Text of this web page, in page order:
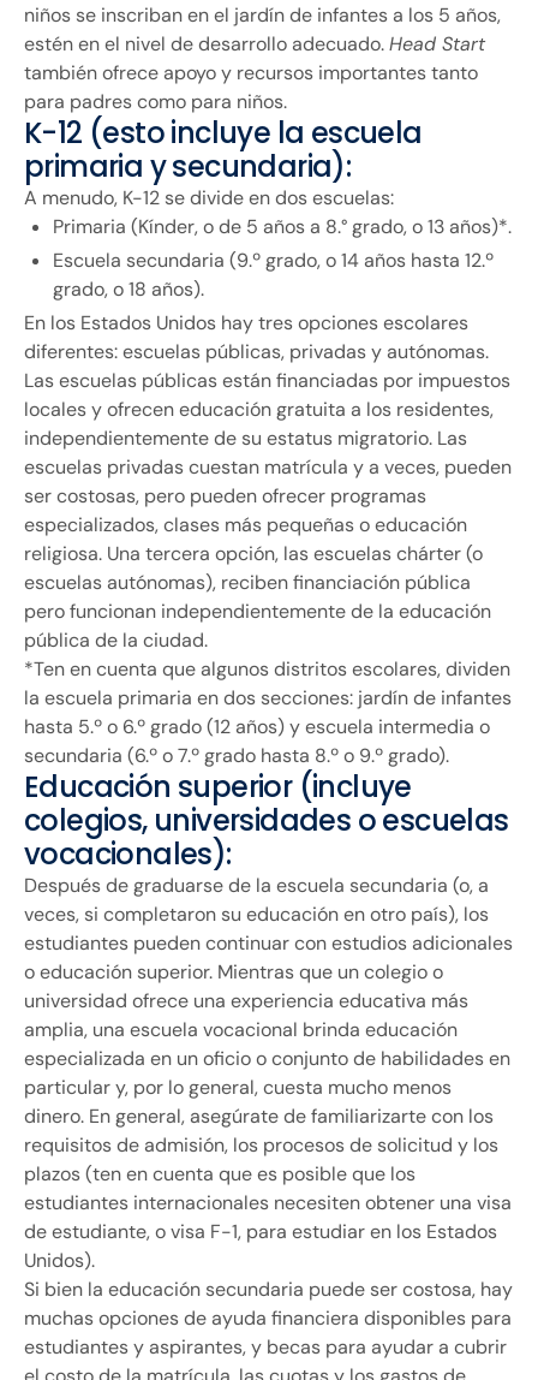
niños se inscriban en el jardín de infantes a los 5 años,
estén en el nivel de desarrollo adecuado.Head Start
también ofrece apoyo y recursos importantes tanto
para padres como para niños.
K-12 (esto incluye la escuela
primaria y secundaria):
A menudo, K-12 se divide en dos escuelas:
Primaria (Kínder, o de 5 años a 8.° grado, o 13 años)*.
Escuela secundaria (9.º grado, o 14 años hasta 12.º
grado, o 18 años).
En los Estados Unidos hay tres opciones escolares
diferentes: escuelas públicas, privadas y autónomas.
Las escuelas públicas están financiadas por impuestos
locales y ofrecen educación gratuita a los residentes,
independientemente de su estatus migratorio. Las
escuelas privadas cuestan matrícula y a veces, pueden
ser costosas, pero pueden ofrecer programas
especializados, clases más pequeñas o educación
religiosa. Una tercera opción, las escuelas chárter (o
escuelas autónomas), reciben financiación pública
pero funcionan independientemente de la educación
pública de la ciudad.
*Ten en cuenta que algunos distritos escolares, dividen
la escuela primaria en dos secciones: jardín de infantes
hasta 5.º o 6.º grado (12 años) y escuela intermedia o
secundaria (6.º o 7.º grado hasta 8.º o 9.º grado).
Educación superior (incluye
colegios, universidades o escuelas
vocacionales):
Después de graduarse de la escuela secundaria (o, a
veces, si completaron su educación en otro país), los
estudiantes pueden continuar con estudios adicionales
o educación superior. Mientras que un colegio o
universidad ofrece una experiencia educativa más
amplia, una escuela vocacional brinda educación
especializada en un oficio o conjunto de habilidades en
particular y, por lo general, cuesta mucho menos
dinero. En general, asegúrate de familiarizarte con los
requisitos de admisión, los procesos de solicitud y los
plazos (ten en cuenta que es posible que los
estudiantes internacionales necesiten obtener una visa
de estudiante, o visa F-1, para estudiar en los Estados
Unidos).
Si bien la educación secundaria puede ser costosa, hay
muchas opciones de ayuda financiera disponibles para
estudiantes y aspirantes, y becas para ayudar a cubrir